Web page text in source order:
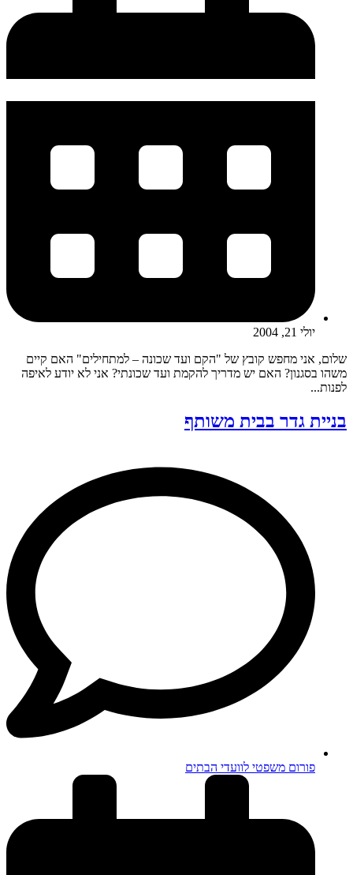
יולי 21, 2004
שלום, אני מחפש קובץ של "הקם ועד שכונה – למתחילים" האם קיים
משהו בסגנון? האם יש מדריך להקמת ועד שכונתי? אני לא יודע לאיפה
לפנות...
בניית גדר בבית משותף
פורום משפטי לוועדי הבתים